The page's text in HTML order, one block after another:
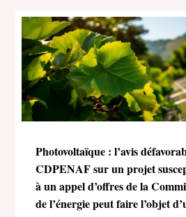
Photovoltaïque : l’avis
CDPENAF sur un projet
à un appel d’offres de la
de l’énergie peut faire l’objet